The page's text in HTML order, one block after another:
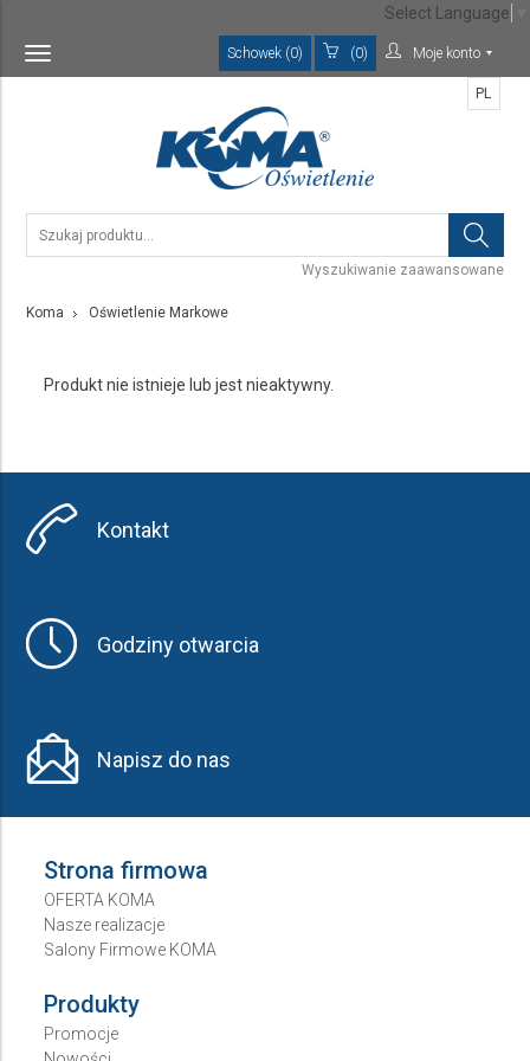
Toggle
navigation
Schowek (0) (0) Moje konto
Wyszukiwanie zaawansowane
PL
Koma Oświetlenie Markowe
Produkt nie istnieje lub jest nieaktywny.
Kontakt
Godziny otwarcia
Napisz do nas
Strona firmowa
OFERTA KOMA
Nasze realizacje
Salony Firmowe KOMA
Produkty
Promocje
Select Language